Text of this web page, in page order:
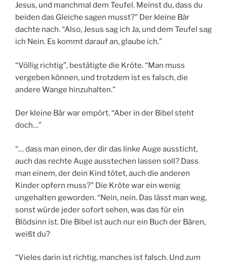
Jesus, und manchmal dem Teufel. Meinst du, dass du
beiden das Gleiche sagen musst?” Der kleine Bär
dachte nach. “Also, Jesus sag ich Ja, und dem Teufel sag
ich Nein. Es kommt darauf an, glaube ich.”
“Völlig richtig”, bestätigte die Kröte. “Man muss
vergeben können, und trotzdem ist es falsch, die
andere Wange hinzuhalten.”
Der kleine Bär war empört. “Aber in der Bibel steht
doch…”
“… dass man einen, der dir das linke Auge aussticht,
auch das rechte Auge ausstechen lassen soll? Dass
man einem, der dein Kind tötet, auch die anderen
Kinder opfern muss?” Die Kröte war ein wenig
ungehalten geworden. “Nein, nein. Das lässt man weg,
sonst würde jeder sofort sehen, was das für ein
Blödsinn ist. Die Bibel ist auch nur ein Buch der Bären,
weißt du?
“Vieles darin ist richtig, manches ist falsch. Und zum